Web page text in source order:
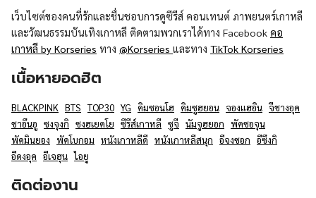
เว็บไซต์ของคนที่รักและชื่นชอบการดูซีรีส์ คอนเทนต์ ภาพยนตร์เกาหลี
และวัฒนธรรมบันเทิงเกาหลี ติดตามพวกเราได้ทาง Facebook คอ
เกาหลี by Korseries ทาง @Korseries และทาง TikTok Korseries
เนื้อหายอดฮิต
BLACKPINK BTS TOP30 YG คิมซอนโฮ คิมซูฮยอน จองแฮอิน จีชางอุค
ชาอึนอู ซงจุงกิ ซงฮเยคโย ซีรีส์เกาหลี ซูจี นัมจูฮยอก พัคซอจุน
พัคมินยอง พัคโบกอม หนังเกาหลีดี หนังเกาหลีสนุก อีจงซอก อีซึงกิ
อีดงอุค อีเจฮุน ไอยู
ติดต่องาน